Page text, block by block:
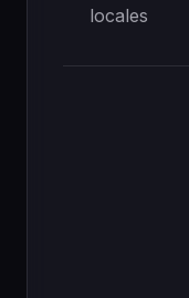
locales